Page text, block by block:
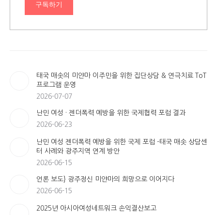
구독하기
태국 매솟의 미얀마 이주민을 위한 집단상담 & 연극치료 ToT
프로그램 운영
2026-07-07
난민 여성 · 젠더폭력 예방을 위한 국제협력 포럼 결과
2026-06-23
난민 여성 젠더폭력 예방을 위한 국제 포럼 -태국 매솟 상담센
터 사례와 광주지역 연계 방안
2026-06-15
언론 보도} 광주정신 미얀마의 희망으로 이어지다
2026-06-15
2025년 아시아여성네트워크 손익결산보고